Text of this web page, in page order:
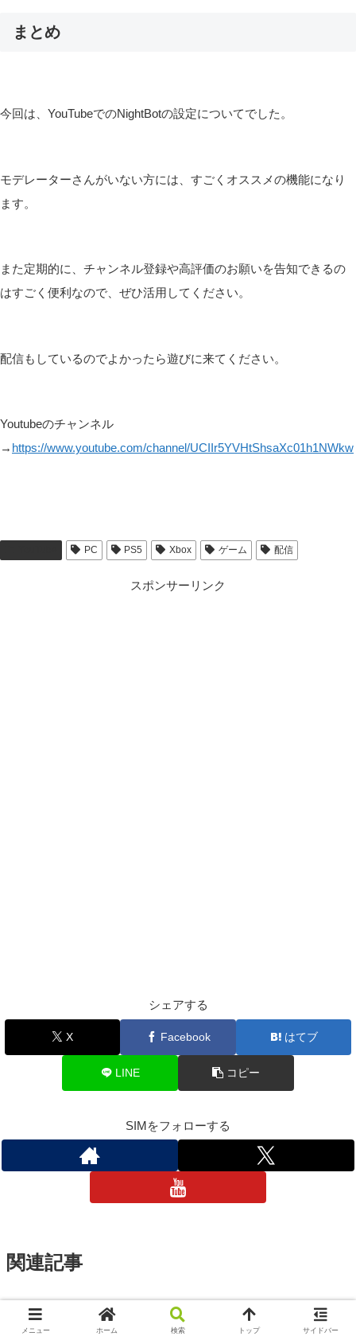
まとめ
今回は、YouTubeでのNightBotの設定についてでした。
モデレーターさんがいない方には、すごくオススメの機能になり
ます。
また定期的に、チャンネル登録や高評価のお願いを告知できるの
はすごく便利なので、ぜひ活用してください。
配信もしているのでよかったら遊びに来てください。
Youtubeのチャンネル
→ https://www.youtube.com/channel/UCIIr5YVHtShsaXc01h1NWkw
PC PS5 Xbox ゲーム 配信
スポンサーリンク
シェアする
X Facebook はてブ
LINE コピー
SIMをフォローする
関連記事
Twitch
【OBS】配信しながら縦長ショー
トを同時録画ができる『Aitum
メニュー ホーム 検索 トップ サイドバー